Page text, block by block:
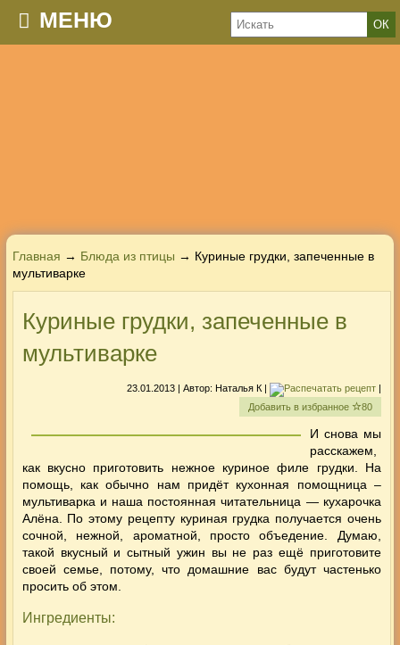
МЕНЮ
Главная → Блюда из птицы → Куриные грудки, запеченные в
мультиварке
Куриные грудки, запеченные в
мультиварке
23.01.2013 | Автор: Наталья К|
|
Добавить в избранное
80
И снова мы
расскажем,
как вкусно приготовить нежное куриное филе грудки. На
помощь, как обычно нам придёт кухонная помощница –
мультиварка и наша постоянная читательница — кухарочка
Алёна. По этому рецепту куриная грудка получается очень
сочной, нежной, ароматной, просто объедение. Думаю,
такой вкусный и сытный ужин вы не раз ещё приготовите
своей семье, потому, что домашние вас будут частенько
просить об этом.
Ингредиенты: